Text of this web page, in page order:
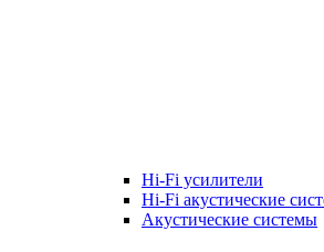
Hi-Fi усилители
Hi-Fi акустические
Акустические системы